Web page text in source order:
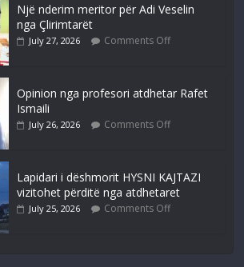
Një nderim meritor për Adi Veselin
nga Çlirimtarët
July 27, 2026 Comments Off
Opinion nga profesori atdhetar Rafet
Ismaili
July 26, 2026 Comments Off
Lapidari i dëshmorit HYSNI KAJTAZI
vizitohet përditë nga atdhetaret
July 25, 2026 Comments Off